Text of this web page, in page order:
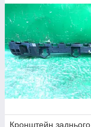
Кронштейн заднього